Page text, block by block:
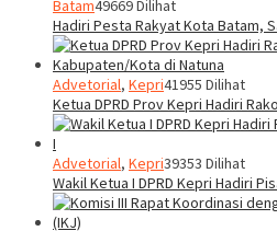
Batam49669 Dilihat
Hadiri Pesta Rakyat Kota Batam,
Advetorial, Kepri41955 Dilihat
Ketua DPRD Prov Kepri Hadiri
Advetorial, Kepri39353 Dilihat
Wakil Ketua I DPRD Kepri Hadiri